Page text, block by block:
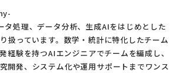
タ処理、データ分析、生成AIをはじめとした
扱っています。数学・統計に特化したチーム
経験を持つAIエンジニアでチームを編成し、
開発、システム化や運用サポートまでワンス